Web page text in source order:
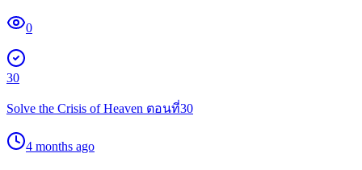
0
30
Solve the Crisis of Heaven ตอนที่30
4 months ago